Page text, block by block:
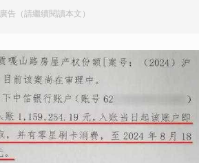
廣告（請繼續閱讀本文）